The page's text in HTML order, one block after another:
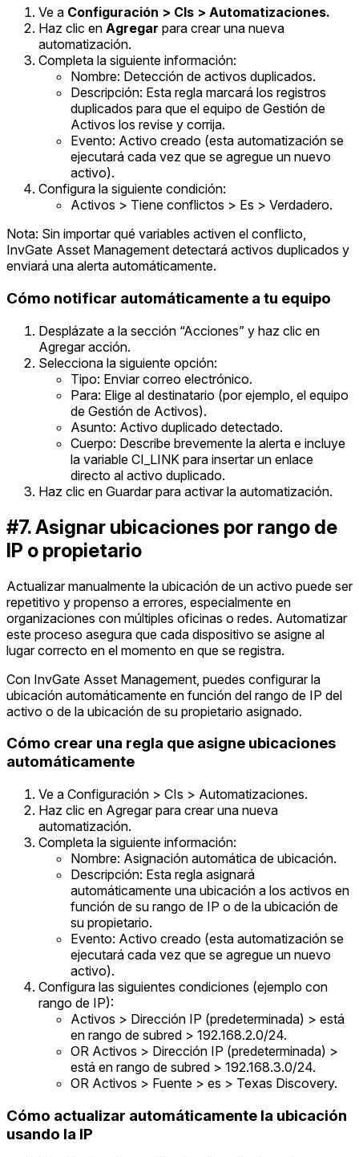
Ve a Configuración > CIs > Automatizaciones.
Haz clic en Agregar para crear una nueva
automatización.
Completa la siguiente información:
Nombre: Detección de activos duplicados.
Descripción: Esta regla marcará los registros
duplicados para que el equipo de Gestión de
Activos los revise y corrija.
Evento: Activo creado (esta automatización se
ejecutará cada vez que se agregue un nuevo
activo).
Configura la siguiente condición:
Activos > Tiene conflictos > Es > Verdadero.
Nota: Sin importar qué variables activen el conflicto,
InvGate Asset Management detectará activos duplicados y
enviará una alerta automáticamente.
Cómo notificar automáticamente a tu equipo
Desplázate a la sección “Acciones” y haz clic en
Agregar acción.
Selecciona la siguiente opción:
Tipo: Enviar correo electrónico.
Para: Elige al destinatario (por ejemplo, el equipo
de Gestión de Activos).
Asunto: Activo duplicado detectado.
Cuerpo: Describe brevemente la alerta e incluye
la variable CI_LINK para insertar un enlace
directo al activo duplicado.
Haz clic en Guardar para activar la automatización.
#7. Asignar ubicaciones por rango de
IP o propietario
Actualizar manualmente la ubicación de un activo puede ser
repetitivo y propenso a errores, especialmente en
organizaciones con múltiples oficinas o redes. Automatizar
este proceso asegura que cada dispositivo se asigne al
lugar correcto en el momento en que se registra.
Con InvGate Asset Management, puedes configurar la
ubicación automáticamente en función del rango de IP del
activo o de la ubicación de su propietario asignado.
Cómo crear una regla que asigne ubicaciones
automáticamente
Ve a Configuración > CIs > Automatizaciones.
Haz clic en Agregar para crear una nueva
automatización.
Completa la siguiente información:
Nombre: Asignación automática de ubicación.
Descripción: Esta regla asignará
automáticamente una ubicación a los activos en
función de su rango de IP o de la ubicación de
su propietario.
Evento: Activo creado (esta automatización se
ejecutará cada vez que se agregue un nuevo
activo).
Configura las siguientes condiciones (ejemplo con
rango de IP):
Activos > Dirección IP (predeterminada) > está
en rango de subred > 192.168.2.0/24.
OR Activos > Dirección IP (predeterminada) >
está en rango de subred > 192.168.3.0/24.
OR Activos > Fuente > es > Texas Discovery.
Cómo actualizar automáticamente la ubicación
usando la IP